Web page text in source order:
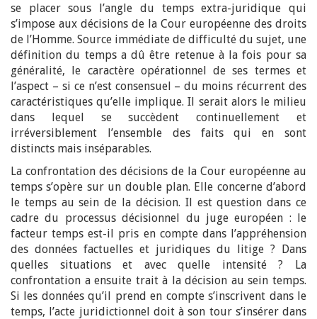
se placer sous l’angle du temps extra-juridique qui
s’impose aux décisions de la Cour européenne des droits
de l’Homme. Source immédiate de difficulté du sujet, une
définition du temps a dû être retenue à la fois pour sa
généralité, le caractère opérationnel de ses termes et
l’aspect – si ce n’est consensuel – du moins récurrent des
caractéristiques qu’elle implique. Il serait alors le milieu
dans lequel se succèdent continuellement et
irréversiblement l’ensemble des faits qui en sont
distincts mais inséparables.
La confrontation des décisions de la Cour européenne au
temps s’opère sur un double plan. Elle concerne d’abord
le temps au sein de la décision. Il est question dans ce
cadre du processus décisionnel du juge européen : le
facteur temps est-il pris en compte dans l’appréhension
des données factuelles et juridiques du litige ? Dans
quelles situations et avec quelle intensité ? La
confrontation a ensuite trait à la décision au sein temps.
Si les données qu’il prend en compte s’inscrivent dans le
temps, l’acte juridictionnel doit à son tour s’insérer dans